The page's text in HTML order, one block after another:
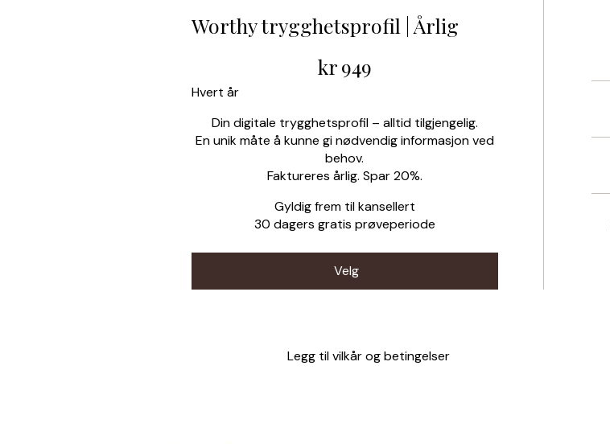
Legg til vilkår og betingelser
Worthy trygghetsprofil | Årlig
kr949
Hvert år
Din digitale trygghetsprofil – alltid tilgjengelig.
En unik måte å kunne gi nødvendig informasjon ved
behov.
Faktureres årlig. Spar 20%.
Gyldig frem til kansellert
30 dagers gratis prøveperiode
Velg